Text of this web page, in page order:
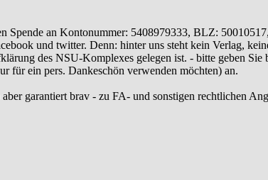
an Kontonummer: 5408979333, BLZ:
und twitter. Denn: hinter uns steht kein Verlag,
des NSU-Komplexes gelegen ist. - bitte geben
für ein pers. Dankeschön verwenden möchten) an.
garantiert brav - zu FA- und sonstigen rechtlichen